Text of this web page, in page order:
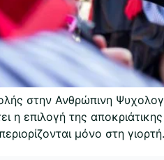
στην Ανθρώπινη
η επιλογή της
μόνο στη